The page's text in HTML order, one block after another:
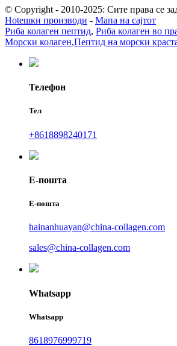
© Copyright - 2010-2025: Сите права се
Hotешки производи - Мапа на сајтот
Риба колаген пептид, Риба колаген во
Морски колаген,Пептид на морски
Телефон
Тел
+8618898240171
Е-пошта
Е-пошта
hainanhuayan@china-collagen.com
sales@china-collagen.com
Whatsapp
Whatsapp
8618976999719